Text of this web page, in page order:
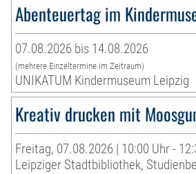
Abenteuertag im
07.08.2026 bis 14.08.2026
(mehrere Einzeltermine im Zeitraum)
UNIKATUM Kindermuseum Leipzig
Kreativ drucken mit
Freitag, 07.08.2026 | 10:00 Uhr -
Leipziger Stadtbibliothek,